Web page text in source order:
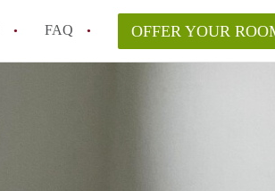
FAQ OFFER YOUR